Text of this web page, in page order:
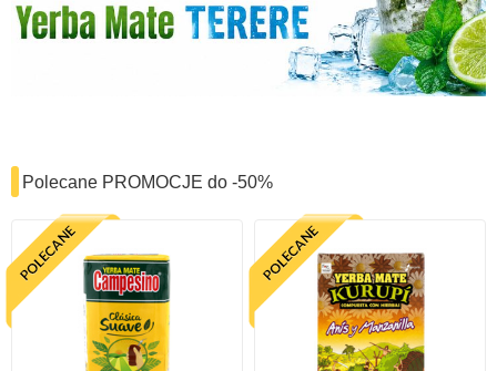
Polecane PROMOCJE do -50%